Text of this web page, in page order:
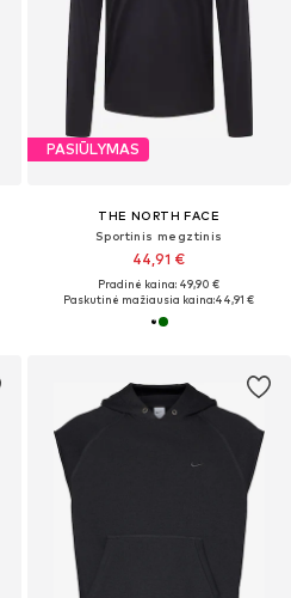
PASIŪLYMAS
THE NORTH FACE
Sportinis megztinis
44,91 €
Pradinė kaina: 49,90 €
Paskutinė mažiausia kaina:44,91 €